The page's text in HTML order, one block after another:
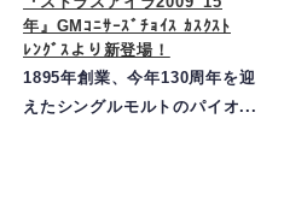
年』GMｺﾆｻｰｽﾞﾁｮｲｽ ｶｽｸｽﾄ
ﾚﾝｸﾞｽより新登場！
1895年創業、今年130周年を迎
えたシングルモルトのパイオ...